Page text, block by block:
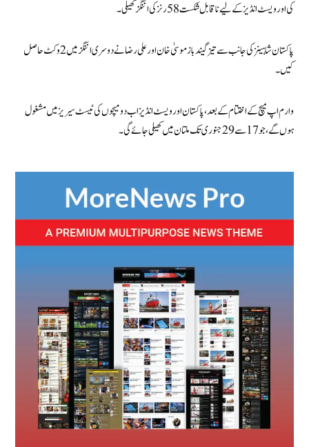
کی اور ویسٹ انڈیز کے لیے ناقابل شکست 58 رنز کی اننگز کھیلی۔
پاکستان شاہینز کی جانب سے تیز گیند باز موسیٰ خان اور علی رضا نے دوسری اننگز میں 2 وکٹ حاصل
کیں۔
وارم اپ میچ کے اختتام کے بعد، پاکستان اور ویسٹ انڈیز اب دو میچوں کی ٹیسٹ سیریز میں مشغول
ہوں گے، جو 17 سے 29 جنوری تک ملتان میں کھیلی جائے گی۔